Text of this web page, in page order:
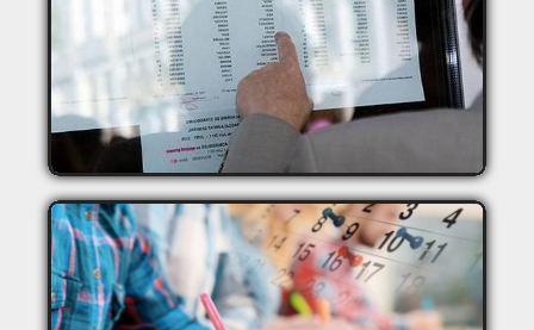
DÉLIBÉRATION